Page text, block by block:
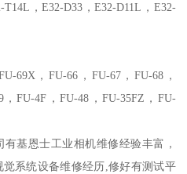
T14L，E32-D33，E32-D11L，E32-
69X，FU-66，FU-67，FU-68，
FU-4F，FU-48，FU-35FZ，FU-
基恩士工业相机维修经验丰富，
系统设备维修经历,修好有测试平